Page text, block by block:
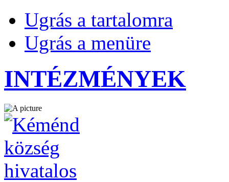
Ugrás a tartalomra
Ugrás a menüre
INTÉZMÉNYEK